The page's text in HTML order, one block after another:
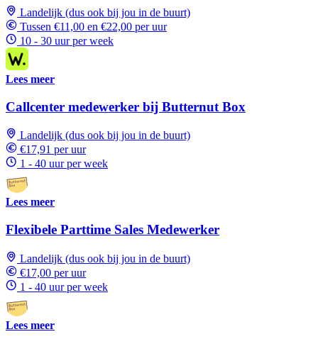
Landelijk (dus ook bij jou in de buurt)
Tussen €11,00 en €22,00 per uur
10 - 30 uur per week
Lees meer
Callcenter medewerker bij Butternut Box
Landelijk (dus ook bij jou in de buurt)
€17,91 per uur
1 - 40 uur per week
Lees meer
Flexibele Parttime Sales Medewerker
Landelijk (dus ook bij jou in de buurt)
€17,00 per uur
1 - 40 uur per week
Lees meer